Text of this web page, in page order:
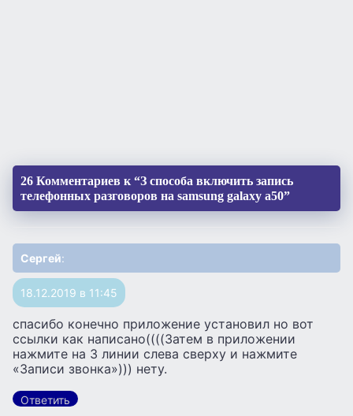
26 Комментариев к “З способа включить запись
телефонных разговоров на samsung galaxy a50”
Сергей:
18.12.2019 в 11:45
спасибо конечно приложение установил но вот
ссылки как написано((((Затем в приложении
нажмите на 3 линии слева сверху и нажмите
«Записи звонка»))) нету.
Ответить